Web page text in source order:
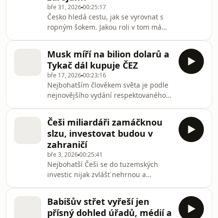
maďarští miliardáři, někteří mu vděčí
za část svého bohatství. Petr Šimůnek
je v novém díle pořadu Nic osobního,
prostě byznys připodobňuje k Br
bře 31, 202600:25:17
Česko hledá cestu, jak se vyrovnat s
ropným šokem. Jakou roli v tom má
firma Allwyn českého miliardáře Karla
Komárka je po sloučení s řeckou
loterijní firmou OPAP druhou největší
veřejně obchodovanou firmou svého
druhu na světě.Všechny díly podcastu
Nic osobního, prostě byznys můžete
pohodlně poslouchat v mobilní
aplikaci
Musk míří na bilion dolarů a
Tykač dál kupuje ČEZ
bře 17, 202600:23:16
Nejbohatším člověkem světa je podle
nejnovějšího vydání respektovaného
Forbes zakladatel automobilky Tesla
Elon Musk. Jeho majetek se meziročně
zdvojnásobil a dosáhl hodnoty v
přepočtu 17,6 bilionu korun. Což je o
15 bilionů více než je český státní
rozpočet a naplnil by českou státní
kasu na sedm let. Jana Klímová a Petr
Šimůnek vysvětlují, jak se mu podařilo
majetek
Češi miliardáři zamáčknou
slzu, investovat budou v
zahraničí
bře 3, 202600:25:41
Nejbohatší Češi se do tuzemských
investic nijak zvlášť nehrnou a
díle pořadu Nic osobního, prostě
byznys hlavní ekonomická analytička
Babišův střet vyřeší jen
přísný dohled úřadů, médií a